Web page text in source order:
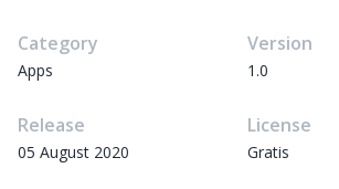
Category
Apps
Version
1.0
Release
05 August 2020
License
Gratis